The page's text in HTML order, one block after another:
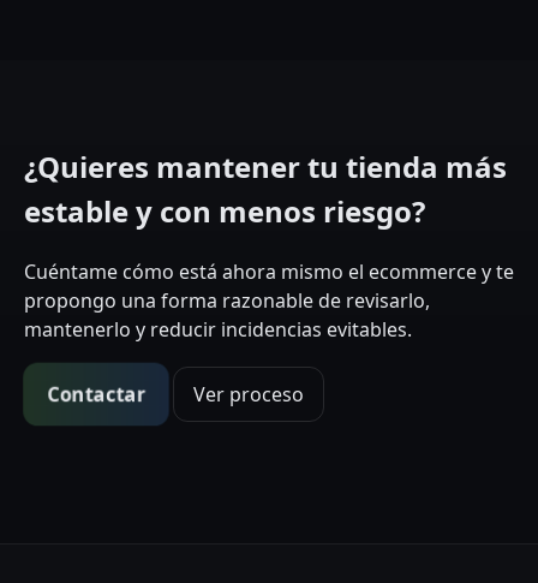
¿Quieres mantener tu tienda más
estable y con menos riesgo?
Cuéntame cómo está ahora mismo el ecommerce y te
propongo una forma razonable de revisarlo,
mantenerlo y reducir incidencias evitables.
Contactar Ver proceso